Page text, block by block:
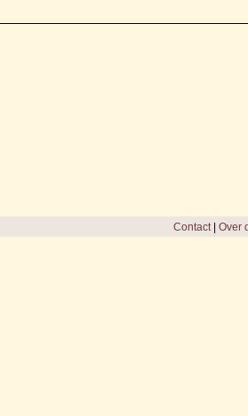
Contact| Over